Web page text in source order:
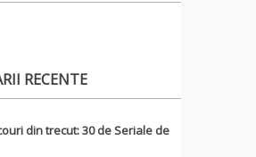
RECENTE
din trecut: 30 de Seriale de